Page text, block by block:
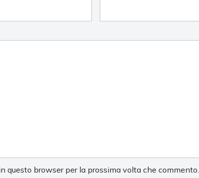
questo browser per la prossima volta che commento.